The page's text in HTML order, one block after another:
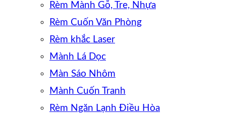
Rèm Mành Gỗ, Tre, Nhựa
Rèm Cuốn Văn Phòng
Rèm khắc Laser
Mành Lá Dọc
Màn Sáo Nhôm
Mành Cuốn Tranh
Rèm Ngăn Lạnh Điều Hòa